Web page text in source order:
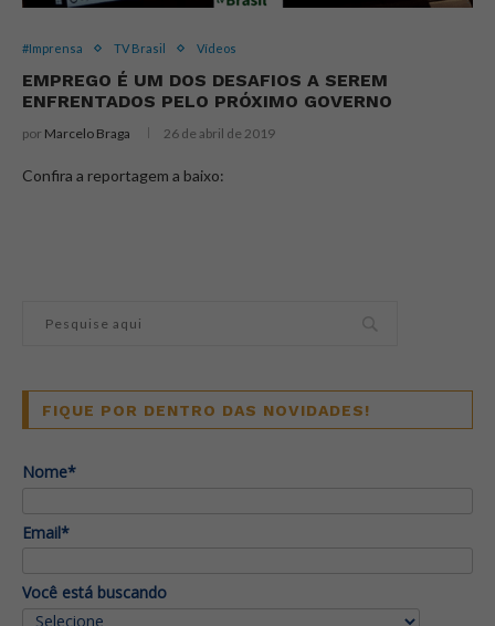
#Imprensa TV Brasil Vídeos
EMPREGO É UM DOS DESAFIOS A SEREM
ENFRENTADOS PELO PRÓXIMO GOVERNO
por Marcelo Braga 26 de abril de 2019
Confira a reportagem a baixo:
FIQUE POR DENTRO DAS NOVIDADES!
Nome*
Email*
Você está buscando